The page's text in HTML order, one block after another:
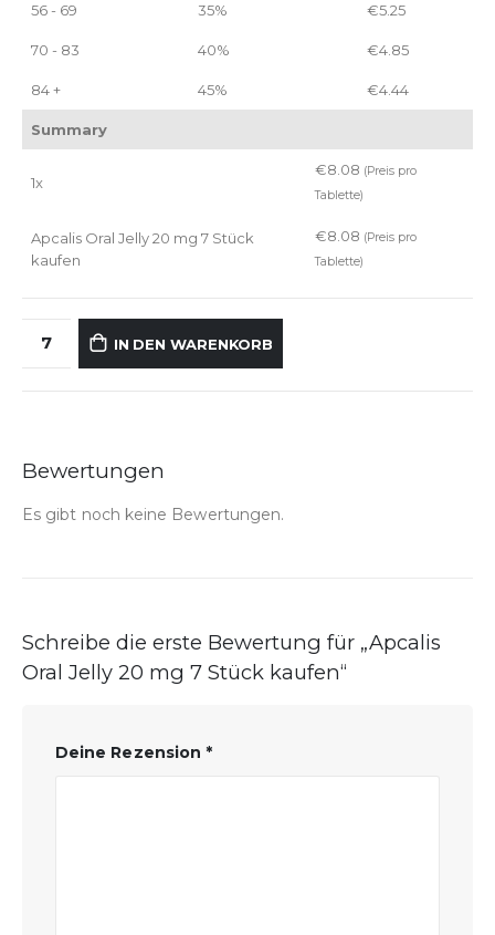
56 - 69 35% €5.25
70 - 83 40% €4.85
84 + 45% €4.44
Summary
1x
€8.08 (Preis pro
Tablette)
Apcalis Oral Jelly 20 mg 7 Stück
kaufen
€8.08 (Preis pro
Tablette)
IN DEN WARENKORB
Bewertungen
Es gibt noch keine Bewertungen.
Schreibe die erste Bewertung für „Apcalis
Oral Jelly 20 mg 7 Stück kaufen“
Deine Rezension *